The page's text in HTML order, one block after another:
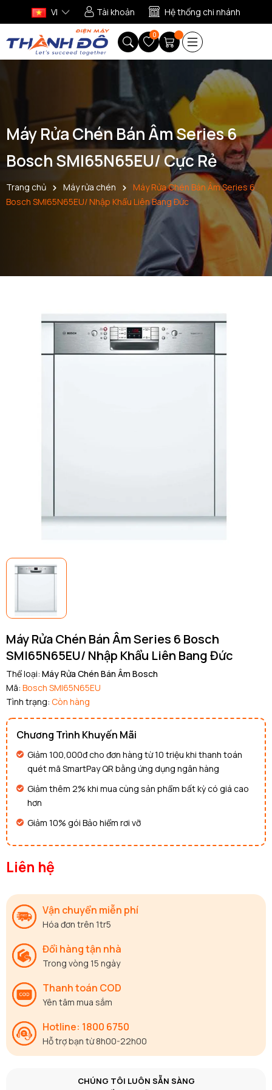
VI Tài khoản Hệ thống chi nhánh
0
Máy Rửa Chén Bán Âm Series 6
Bosch SMI65N65EU/ Cực Rẻ
Trang chủ Máy rửa chén
Máy Rửa Chén Bán Âm Series 6
Bosch SMI65N65EU/ Nhập Khẩu Liên Bang Đức
Máy Rửa Chén Bán Âm Series 6 Bosch
SMI65N65EU/ Nhập Khẩu Liên Bang Đức
Thể loại: Máy Rửa Chén Bán Âm Bosch
Mã: Bosch SMI65N65EU
Tình trạng: Còn hàng
Chương Trình Khuyến Mãi
Giảm 100,000đ cho đơn hàng từ 10 triệu khi thanh toán
quét mã SmartPay QR bằng ứng dụng ngân hàng
Giảm thêm 2% khi mua cùng sản phẩm bất kỳ có giá cao
hơn
Giảm 10% gói Bảo hiểm rơi vỡ
Liên hệ
Vận chuyển miễn phí
Hóa đơn trên 1tr5
Đổi hàng tận nhà
Trong vòng 15 ngày
Thanh toán COD
Yên tâm mua sắm
Hotline: 1800 6750
Hỗ trợ bạn từ 8h00-22h00
CHÚNG TÔI LUÔN SẴN SÀNG
Copy mã và nhập mã ở trang